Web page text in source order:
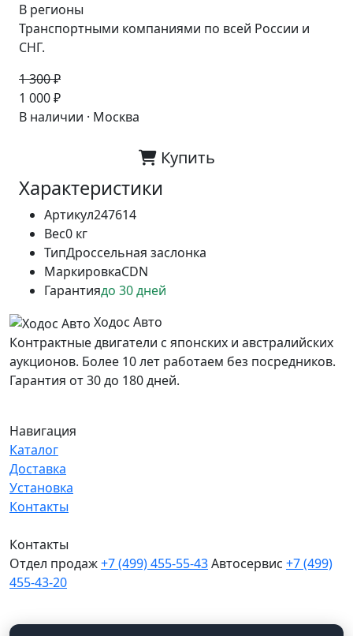
В регионы
Транспортными компаниями по всей России и
СНГ.
1 300 ₽
1 000 ₽
В наличии · Москва
Купить
Характеристики
Артикул247614
Вес0 кг
ТипДроссельная заслонка
МаркировкаCDN
Гарантиядо 30 дней
Ходос Авто
Контрактные двигатели с японских и австралийских
аукционов. Более 10 лет работаем без посредников.
Гарантия от 30 до 180 дней.
Навигация
Каталог
Доставка
Установка
Контакты
Контакты
Отдел продаж+7 (499) 455-55-43Автосервис +7 (499)
455-43-20